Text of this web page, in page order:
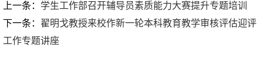
上一条： 学生工作部召开辅导员素质能力大赛提升专题培训
下一条： 翟明戈教授来校作新一轮本科教育教学审核评估迎评
工作专题讲座